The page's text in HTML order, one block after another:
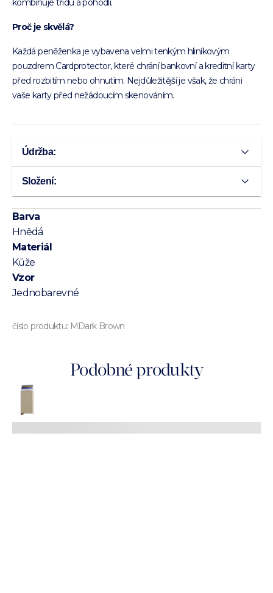
kombinuje třídu a pohodlí.
Proč je skvělá?
Každá peněženka je vybavena velmi tenkým hliníkovým
pouzdrem Cardprotector, které chrání bankovní a kreditní karty
před rozbitím nebo ohnutím. Nejdůležitější je však, že chráni
vaše karty před nežádoucím skenováním.
Údržba:
Složení:
Barva
Hnědá
Materiál
Kůže
Vzor
Jednobarevné
číslo produktu: MDark Brown
Podobné produkty